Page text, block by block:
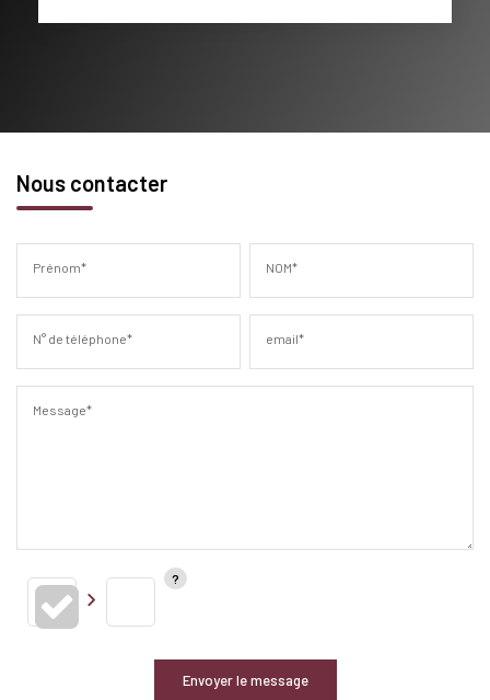
Nous contacter
Prénom* NOM*
N° de téléphone* email*
Message*
Envoyer le message